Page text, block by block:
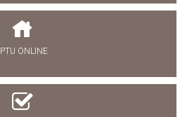
IPTU ONLINE